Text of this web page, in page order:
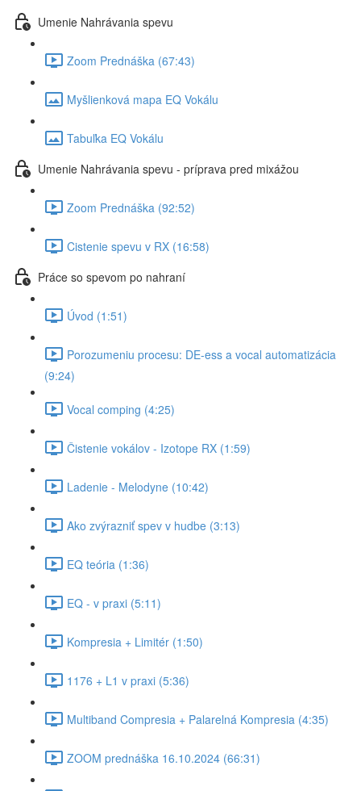
Umenie Nahrávania spevu
Zoom Prednáška (67:43)
Myšlienková mapa EQ Vokálu
Tabuľka EQ Vokálu
Umenie Nahrávania spevu - príprava pred mixážou
Zoom Prednáška (92:52)
Cistenie spevu v RX (16:58)
Práce so spevom po nahraní
Úvod (1:51)
Porozumeniu procesu: DE-ess a vocal automatizácia
(9:24)
Vocal comping (4:25)
Čistenie vokálov - Izotope RX (1:59)
Ladenie - Melodyne (10:42)
Ako zvýrazniť spev v hudbe (3:13)
EQ teória (1:36)
EQ - v praxi (5:11)
Kompresia + Limitér (1:50)
1176 + L1 v praxi (5:36)
Multiband Compresia + Palarelná Kompresia (4:35)
ZOOM prednáška 16.10.2024 (66:31)